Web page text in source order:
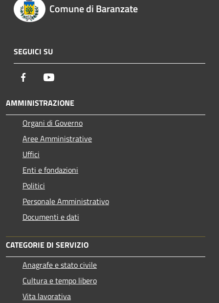
Comune di Baranzate
SEGUICI SU
Facebook
AMMINISTRAZIONE
Organi di Governo
Aree Amministrative
Uffici
Enti e fondazioni
Politici
Personale Amministrativo
Documenti e dati
CATEGORIE DI SERVIZIO
Anagrafe e stato civile
Cultura e tempo libero
Vita lavorativa